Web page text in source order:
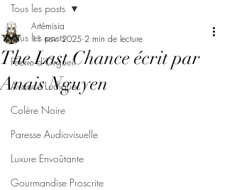
Tous les posts
Féerie d'Orgueil
Avarice Ludique
Colère Noire
Paresse Audiovisuelle
Luxure Envoûtante
Gourmandise Proscrite
Tous les posts
The Last Chance écrit par
Anais Nguyen
Artémisia
11 nov. 2025 2 min de lecture